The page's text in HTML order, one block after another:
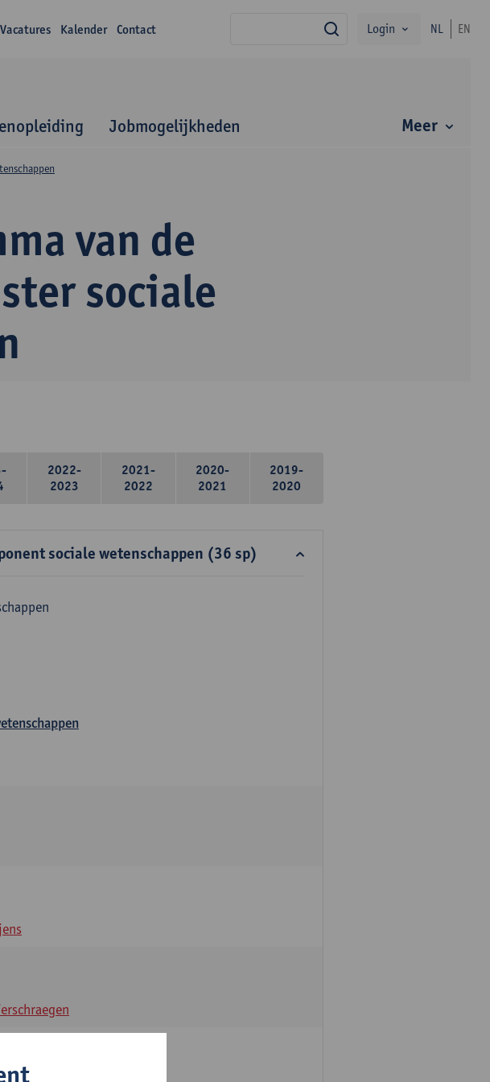
Vacatures Kalender Contact zoekLogin NL EN
Jobmogelijkheden Meer
van de
sociale
2022-
2023
2021-
2022
2020-
2021
2019-
2020
sociale wetenschappen (36 sp)